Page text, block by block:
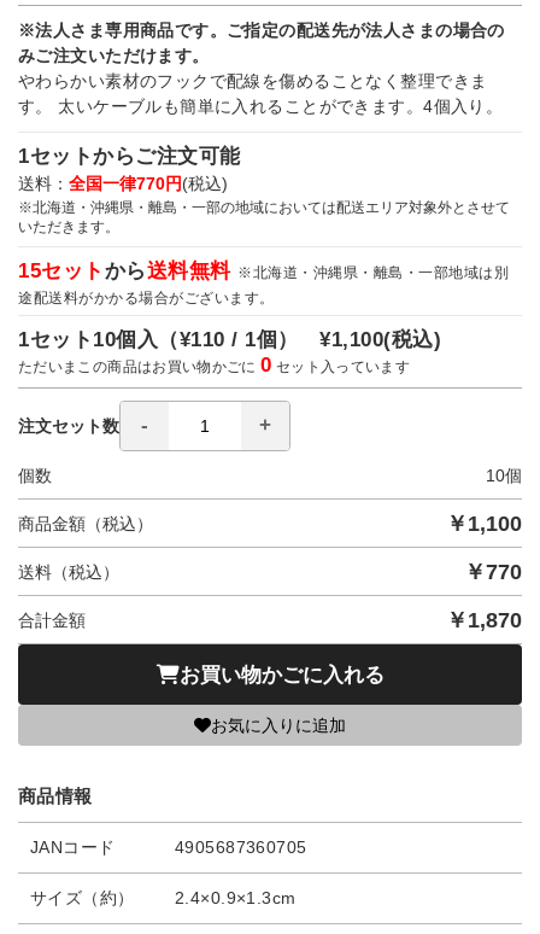
※法人さま専用商品です。ご指定の配送先が法人さまの場合の
みご注文いただけます。
やわらかい素材のフックで配線を傷めることなく整理できま
す。 太いケーブルも簡単に入れることができます。4個入り。
1セットからご注文可能
送料： 全国一律770円(税込)
※北海道・沖縄県・離島・一部の地域においては配送エリア対象外とさせて
いただきます。
15セット から送料無料 ※北海道・沖縄県・離島・一部地域は別
途配送料がかかる場合がございます。
1セット10個入（¥110 / 1個）¥1,100(税込)
ただいまこの商品はお買い物かごに0 セット入っています
注文セット数
個数 10個
商品金額（税込） ￥ 1,100
送料（税込） ￥770
合計金額 ￥ 1,870
お買い物かごに入れる
お気に入りに追加
商品情報
JANコード 4905687360705
サイズ（約） 2.4×0.9×1.3cm